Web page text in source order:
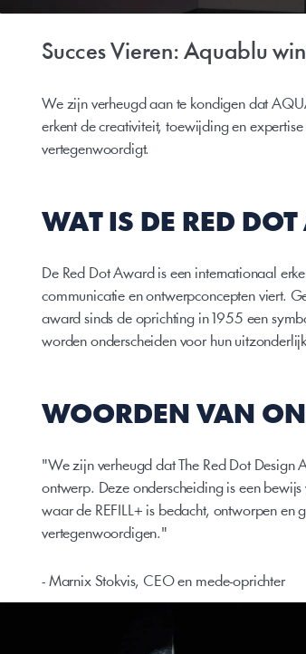
Succes Vieren: Aquablu
We zijn verheugd aan te kondigen dat
erkent de creativiteit, toewijding en
vertegenwoordigt.
WAT IS DE RED
De Red Dot Award is een internationaal
communicatie en ontwerpconcepten viert.
award sinds de oprichting in 1955 een
worden onderscheiden voor hun
WOORDEN VAN
"We zijn verheugd dat The Red Dot Design
ontwerp. Deze onderscheiding is een
waar de REFILL+ is bedacht, ontworpen
vertegenwoordigen."
- Marnix Stokvis, CEO en mede-oprichter